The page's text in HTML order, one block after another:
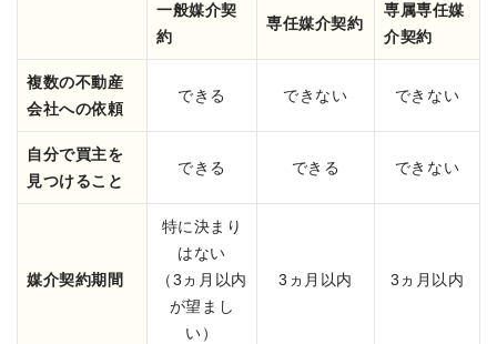
一般媒介契
約
専任媒介契約
専属専任媒
介契約
複数の不動産
会社への依頼
できる できない できない
自分で買主を
見つけること
できる できる できない
媒介契約期間
特に決まり
はない
（3ヵ月以内
が望まし
い）
3ヵ月以内 3ヵ月以内